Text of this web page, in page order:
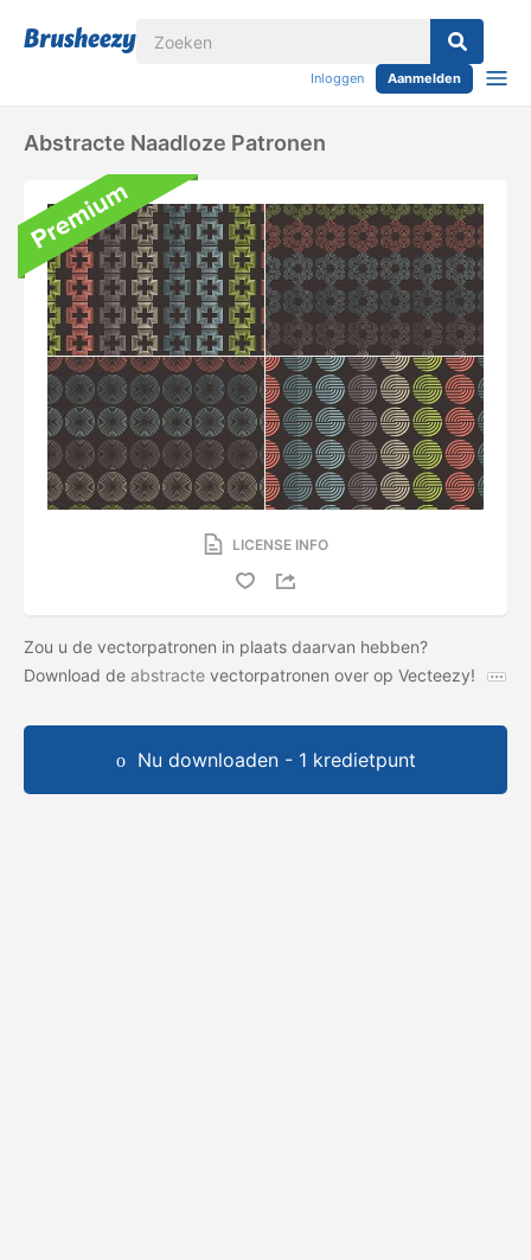
Inloggen Aanmelden
Abstracte Naadloze Patronen
LICENSE INFO
Zou u de vectorpatronen in plaats daarvan hebben?
Download de abstracte vectorpatronen over op Vecteezy!
Nu downloaden - 1 kredietpunt